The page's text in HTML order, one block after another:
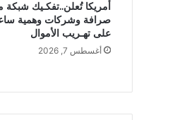
أمريكا تُعلن..تفكـيك شبكة
صرافة وشركات وهمية
على تهـريب الأموال
أغسطس 7, 2026